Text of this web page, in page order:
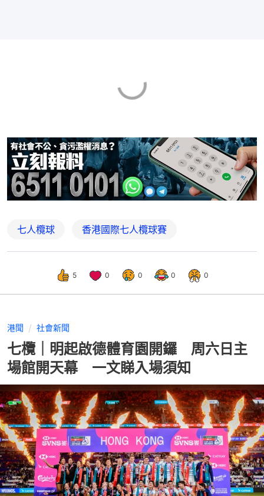
七人欖球 香港國際七人欖球賽
5 0 0 0 0
港聞 社會新聞
七欖｜明起啟德體育園開鑼 周六日主
場館開天幕 一文睇入場須知